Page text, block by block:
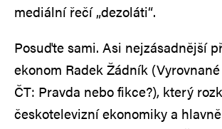
mediální řečí „dezoláti“.
Posuďte sami. Asi nejzásadnější
ekonom Radek Žádník
ČT: Pravda nebo fikce?), který
českotelevizní ekonomiky a